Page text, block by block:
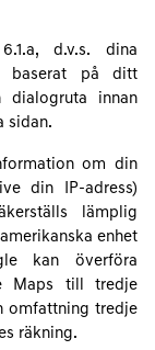
d.v.s. dina
baserat på ditt
dialogruta innan
sidan.
om din
din IP-adress)
lämplig
enhet
kan överföra
Maps till tredje
omfattning tredje
räkning.